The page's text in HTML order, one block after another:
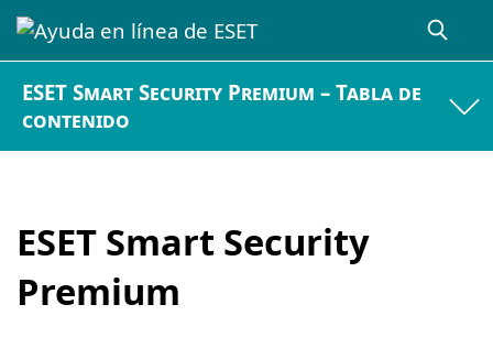
ESET Smart Security Premium – Tabla de
contenido
ESET Smart Security
Premium